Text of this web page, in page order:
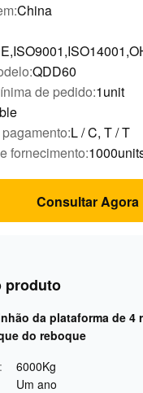
China
QDD60
de pedido:1unit
L / C, T / T
fornecimento:
Consultar Agora
produto
da plataforma de 4
do reboque
6000Kg
Um ano